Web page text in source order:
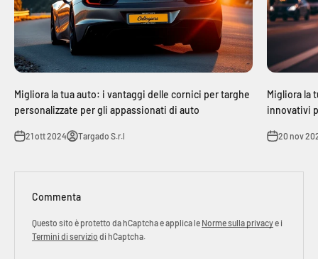
Migliora la tua auto: i vantaggi delle cornici per targhe
personalizzate per gli appassionati di auto
21 ott 2024 Targado S.r.l
Migliora la
innovativi
20 nov
Commenta
Questo sito è protetto da hCaptcha e applica le Norme sulla privacye i
Termini di servizio di hCaptcha.